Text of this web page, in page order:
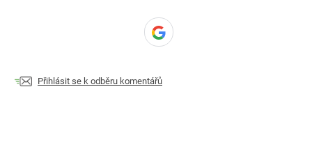
Přihlásit se k odběru komentářů